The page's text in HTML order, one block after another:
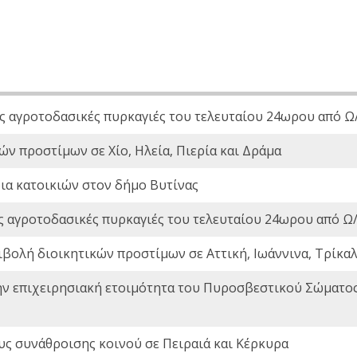
αγροτοδασικές πυρκαγιές του τελευταίου 24ωρου
προστίμων σε Χίο, Ηλεία, Πιερία και Δράμα
κατοικιών στον δήμο Βυτίνας
αγροτοδασικές πυρκαγιές του τελευταίου 24ωρου από
διοικητικών προστίμων σε Αττική, Ιωάννινα,
επιχειρησιακή ετοιμότητα του Πυροσβεστικού
συνάθροισης κοινού σε Πειραιά και Κέρκυρα